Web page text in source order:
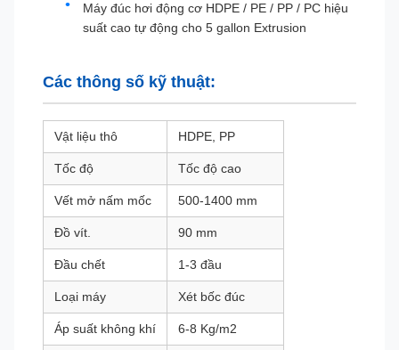
Máy đúc hơi động cơ HDPE / PE / PP / PC hiệu
suất cao tự động cho 5 gallon Extrusion
Các thông số kỹ thuật:
Vật liệu thô HDPE, PP
Tốc độ Tốc độ cao
Vết mở nấm mốc 500-1400 mm
Đồ vít. 90 mm
Đầu chết 1-3 đầu
Loại máy Xét bốc đúc
Áp suất không khí 6-8 Kg/m2